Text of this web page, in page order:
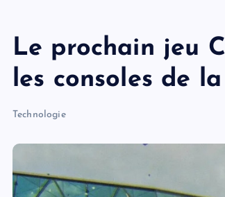
Le prochain jeu
les consoles de
Technologie